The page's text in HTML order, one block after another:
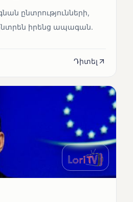
ընտրությունների,
իրենց ապագան.
Դիտել